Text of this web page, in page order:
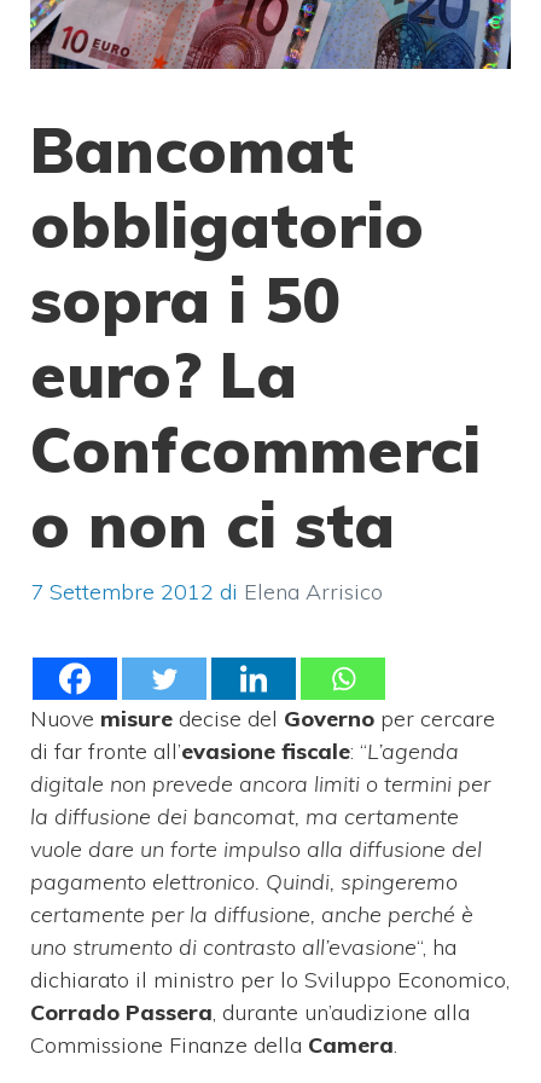
Bancomat
obbligatorio
sopra i 50
euro? La
Confcommerci
o non ci sta
7 Settembre 2012 di Elena Arrisico
Nuove misure decise del Governo per cercare
di far fronte all’evasione fiscale: “L’agenda
digitale non prevede ancora limiti o termini per
la diffusione dei bancomat, ma certamente
vuole dare un forte impulso alla diffusione del
pagamento elettronico. Quindi, spingeremo
certamente per la diffusione, anche perché è
uno strumento di contrasto all’evasione“, ha
dichiarato il ministro per lo Sviluppo Economico,
Corrado Passera, durante un’audizione alla
Commissione Finanze della Camera.